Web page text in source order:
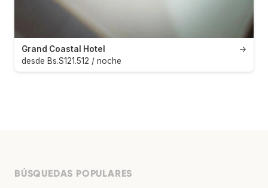
→
Grand Coastal Hotel
desde Bs.S121.512 / noche
BÚSQUEDAS POPULARES